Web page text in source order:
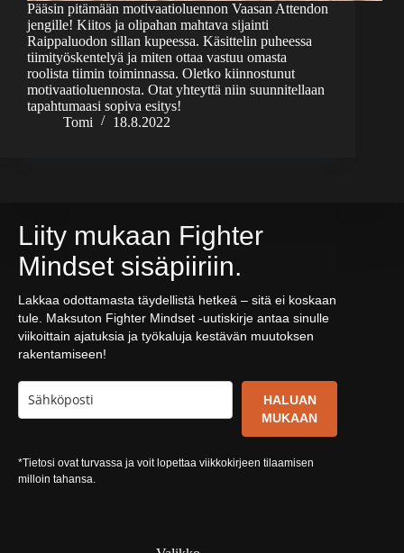
Pääsin pitämään motivaatioluennon Vaasan Attendon
jengille! Kiitos ja olipahan mahtava sijainti
Raippaluodon sillan kupeessa. Käsittelin puheessa
tiimityöskentelyä ja miten ottaa vastuu omasta
roolista tiimin toiminnassa. Oletko kiinnostunut
motivaatioluennosta. Otat yhteyttä niin suunnitellaan
tapahtumaasi sopiva esitys!
Tomi
18.8.2022
Liity mukaan Fighter
Mindset sisäpiiriin.
Lakkaa odottamasta täydellistä hetkeä – sitä ei koskaan
tule. Maksuton Fighter Mindset -uutiskirje antaa sinulle
viikoittain ajatuksia ja työkaluja kestävän muutoksen
rakentamiseen!
HALUAN
MUKAAN
*Tietosi ovat turvassa ja voit lopettaa viikkokirjeen tilaamisen
milloin tahansa.